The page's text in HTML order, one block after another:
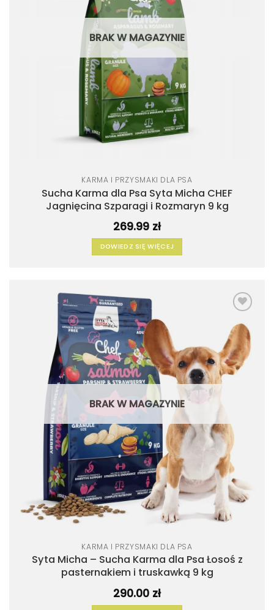
BRAK W MAGAZYNIE
KARMA I PRZYSMAKI DLA PSA
Sucha Karma dla Psa Syta Micha CHEF
Jagnięcina Szparagi i Rozmaryn 9 kg
269.99 zł
DOWIEDZ SIĘ WIĘCEJ
do
listy
życzeń
BRAK W MAGAZYNIE
KARMA I PRZYSMAKI DLA PSA
Syta Micha – Sucha Karma dla Psa Łosoś z
pasternakiem i truskawką 9 kg
290.00 zł